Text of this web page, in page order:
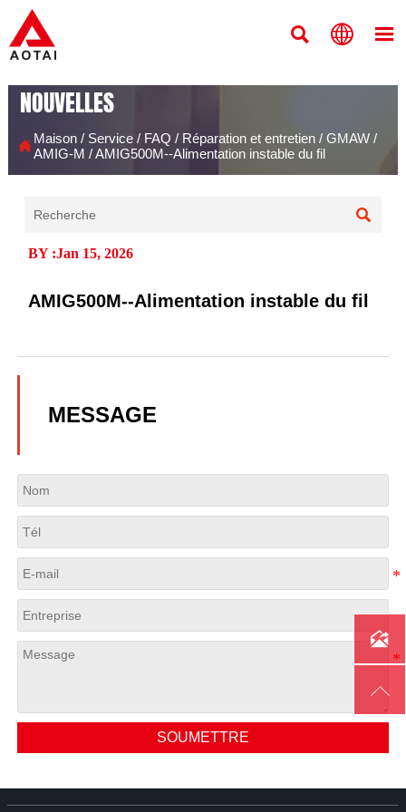
  
NOUVELLES
Maison/ Service/ FAQ / Réparation et entretien/ GMAW/
AMIG-M /AMIG500M--Alimentation instable du fil

BY :Jan 15, 2026
AMIG500M--Alimentation instable du fil
MESSAGE
SOUMETTRE

